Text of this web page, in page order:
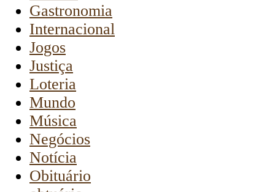
Gastronomia
Internacional
Jogos
Justiça
Loteria
Mundo
Música
Negócios
Notícia
Obituário